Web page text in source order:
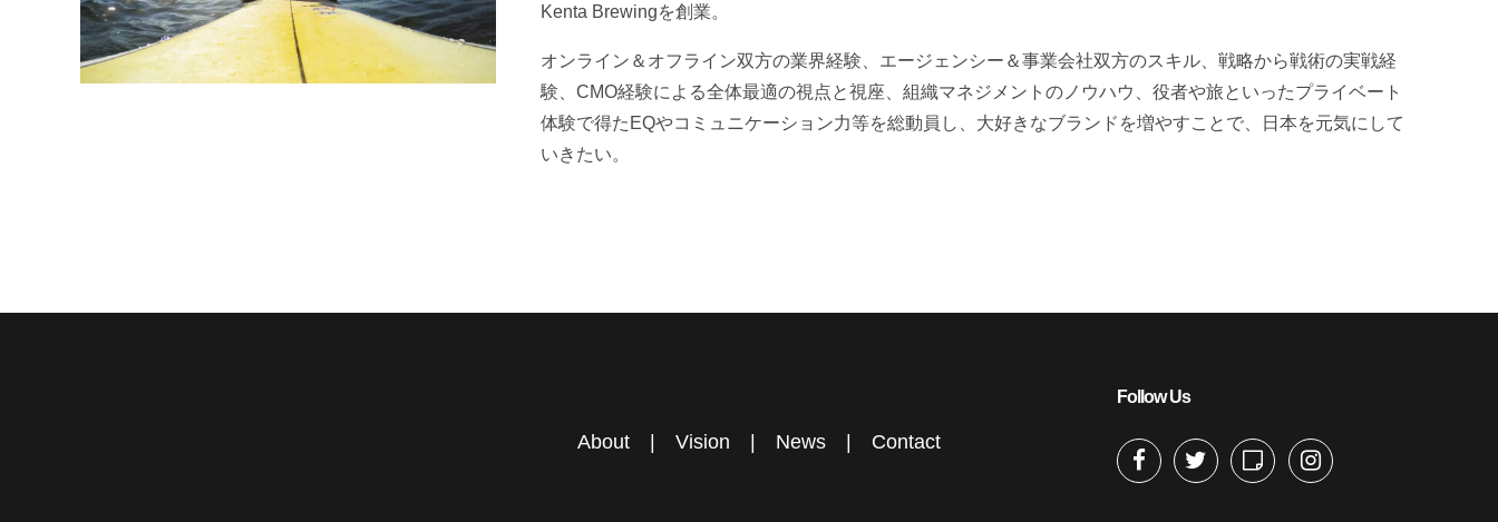
Kenta Brewingを創業。
オンライン＆オフライン双方の業界経験、エージェンシー＆事業会社双方のスキル、戦略から戦術の実戦経
験、CMO経験による全体最適の視点と視座、組織マネジメントのノウハウ、役者や旅といったプライベート
体験で得たEQやコミュニケーション力等を総動員し、大好きなブランドを増やすことで、日本を元気にして
いきたい。
About| Vision News| Contact
Follow Us